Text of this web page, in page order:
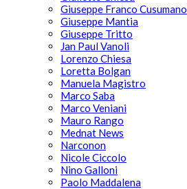
Giuseppe Franco Cusumano
Giuseppe Mantia
Giuseppe Tritto
Jan Paul Vanoli
Lorenzo Chiesa
Loretta Bolgan
Manuela Magistro
Marco Saba
Marco Veniani
Mauro Rango
Mednat News
Narconon
Nicole Ciccolo
Nino Galloni
Paolo Maddalena